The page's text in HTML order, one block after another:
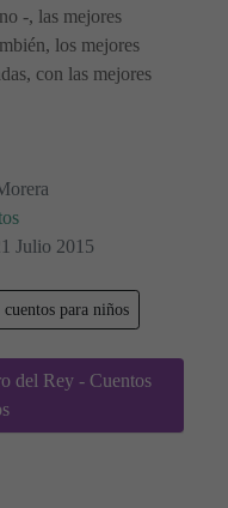
-, las mejores
los mejores
con las mejores
Julio 2015
cuentos para niños
del Rey - Cuentos